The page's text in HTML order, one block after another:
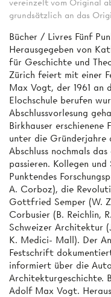
vereinzelt vom Original
grundsätzlich an das
Bücher / Livres Fünf
Herausgegeben von
für Geschichte und
Zürich feiert mit einer
Max Vogt, der 1961 an
Elochschule berufen
Abschlussvorlesung
Birkhauser
unter die Gründerjahre
Abschluss nochmals
passieren. Kollegen
Punktendes
A. Corboz), die
Gottfried Semper (W.
Corbusier (B. Reichlin,
Schweizer Architektur
K. Medici- Mall). Der
Festschrift
informiert über die
Architekturgeschichte.
Adolf Max Vogt.